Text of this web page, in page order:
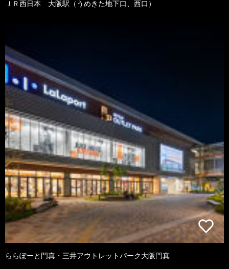
ＪＲ西日本 大阪駅（うめきた地下口、西口）
ららぽーと門真・三井アウトレットパーク大阪門真